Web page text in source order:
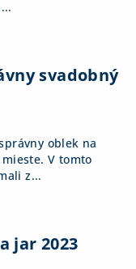
svadobný
oblek na
V tomto
z...
jar 2023